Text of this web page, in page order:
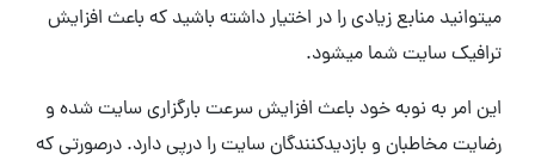
میتوانید منابع زیادی را در اختیار داشته باشید که باعث افزایش
ترافیک سایت شما میشود.
این امر به نوبه خود باعث افزایش سرعت بارگزاری سایت شده و
رضایت مخاطبان و بازدیدکنندگان سایت را درپی دارد. درصورتی که